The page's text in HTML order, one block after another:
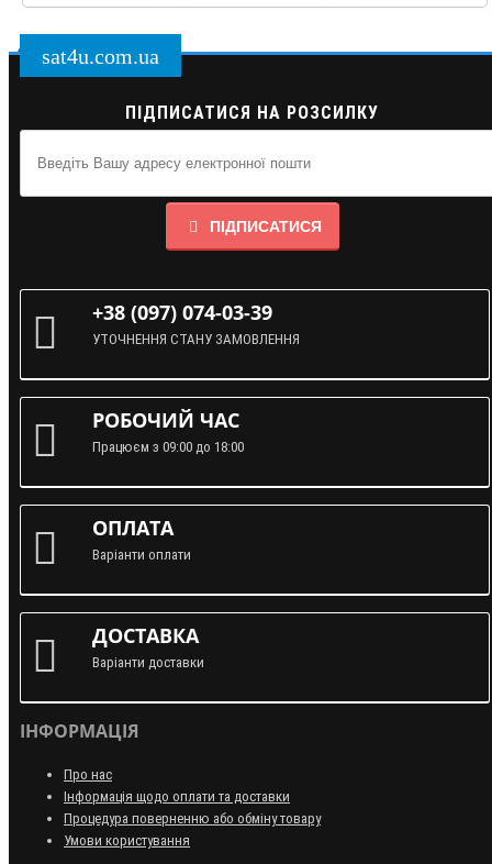
sat4u.com.ua
ПІДПИСАТИСЯ НА РОЗСИЛКУ
ПІДПИСАТИСЯ
+38 (097) 074-03-39
УТОЧНЕННЯ СТАНУ ЗАМОВЛЕННЯ
РОБОЧИЙ ЧАС
Працюєм з 09:00 до 18:00
ОПЛАТА
Варіанти оплати
ДОСТАВКА
Варіанти доставки
ІНФОРМАЦІЯ
Про нас
Інформація щодо оплати та доставки
Процедура поверненню або обміну товару
Умови користування